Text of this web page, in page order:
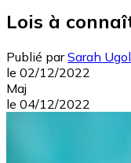
Lois à
Publié par Sarah
le 02/12/2022
Maj
le 04/12/2022